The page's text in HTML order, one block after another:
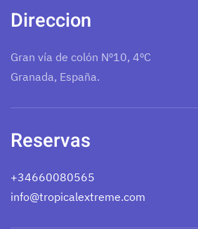
Direccion
Gran vía de colón Nº10, 4ºC
Granada, España.
Reservas
+34660080565
info@tropicalextreme.com